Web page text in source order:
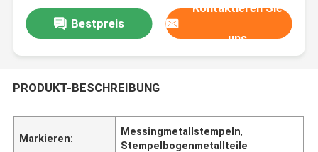
Bestpreis
Kontaktieren Sie
uns
PRODUKT-BESCHREIBUNG
Markieren:
Messingmetallstempeln,
Stempelbogenmetallteile